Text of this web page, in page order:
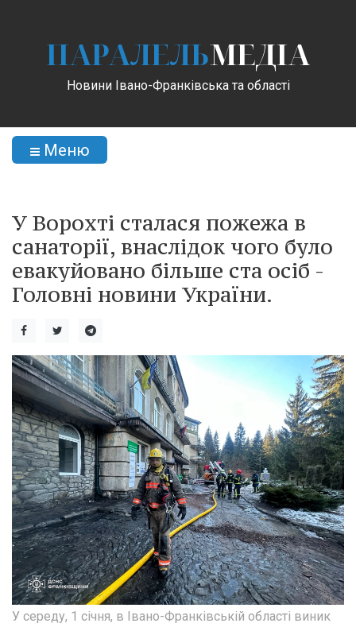
ПАРАЛЕЛЬМЕДІА
Новини Івано-Франківська та області
Меню
У Ворохті сталася пожежа в
санаторії, внаслідок чого було
евакуйовано більше ста осіб -
Головні новини України.
У середу, 1 січня, в Івано-Франківській області виник